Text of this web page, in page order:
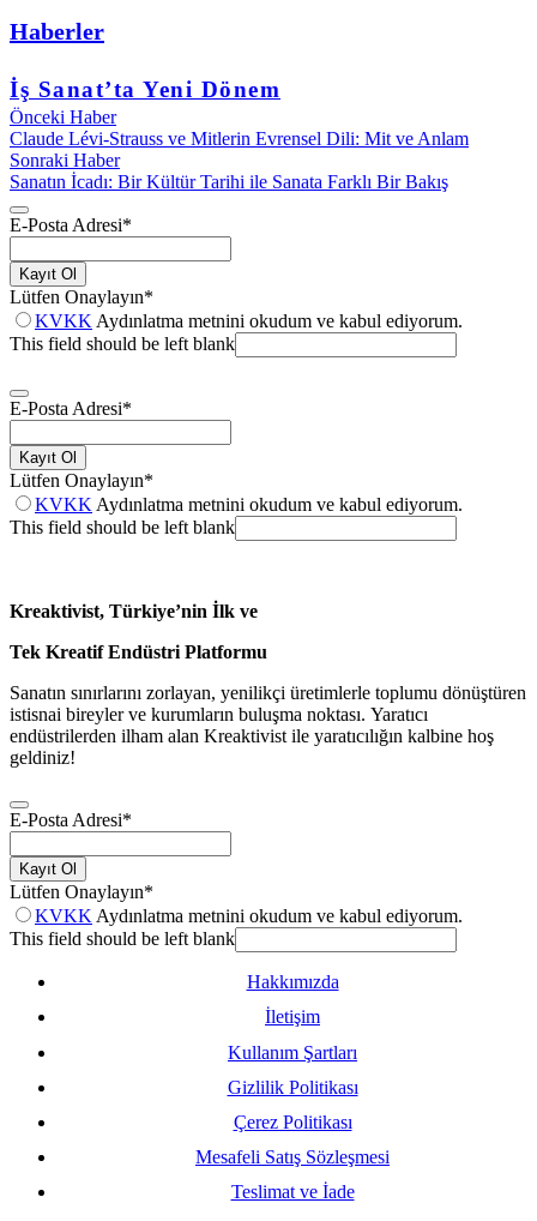
Haberler
İş Sanat’ta Yeni Dönem
Önceki Haber
Claude Lévi-Strauss ve Mitlerin Evrensel Dili: Mit ve Anlam
Sonraki Haber
Sanatın İcadı: Bir Kültür Tarihi ile Sanata Farklı Bir Bakış
E-Posta Adresi*
Kayıt Ol
Lütfen Onaylayın*
KVKK Aydınlatma metnini okudum ve kabul ediyorum.
This field should be left blank
E-Posta Adresi*
Kayıt Ol
Lütfen Onaylayın*
KVKK Aydınlatma metnini okudum ve kabul ediyorum.
This field should be left blank
Kreaktivist, Türkiye’nin İlk ve
Tek Kreatif Endüstri Platformu
Sanatın sınırlarını zorlayan, yenilikçi üretimlerle toplumu dönüştüren
istisnai bireyler ve kurumların buluşma noktası. Yaratıcı
endüstrilerden ilham alan Kreaktivist ile yaratıcılığın kalbine hoş
geldiniz!
E-Posta Adresi*
Kayıt Ol
Lütfen Onaylayın*
KVKK Aydınlatma metnini okudum ve kabul ediyorum.
This field should be left blank
Hakkımızda
İletişim
Kullanım Şartları
Gizlilik Politikası
Çerez Politikası
Mesafeli Satış Sözleşmesi
Teslimat ve İade